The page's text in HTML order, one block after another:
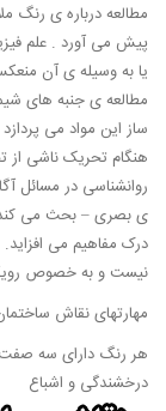
مطالعه درباره ی رنگ
پیش می آورد . علم
یا به وسیله ی آن
مطالعه ی جنبه های
ساز این مواد می
هنگام تحریک ناشی از
روانشناسی در مسائل
ی بصری – بحث می کند.
درک مفاهیم می
نیست و به خصوص
مهارتهای نقاش
هر رنگ دارای سه صفت
درخشندگی و اشباع